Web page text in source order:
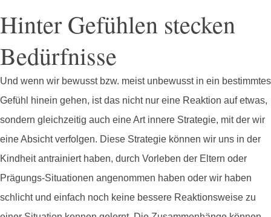
Hinter Gefühlen stecken
Bedürfnisse
Und wenn wir bewusst bzw. meist unbewusst in ein bestimmtes
Gefühl hinein gehen, ist das nicht nur eine Reaktion auf etwas,
sondern gleichzeitig auch eine Art innere Strategie, mit der wir
eine Absicht verfolgen. Diese Strategie können wir uns in der
Kindheit antrainiert haben, durch Vorleben der Eltern oder
Prägungs-Situationen angenommen haben oder wir haben
schlicht und einfach noch keine bessere Reaktionsweise zu